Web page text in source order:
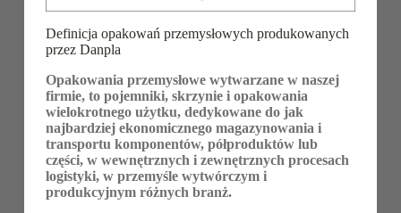
Definicja opakowań przemysłowych produkowanych
przez Danpla
Opakowania przemysłowe wytwarzane w naszej
firmie, to pojemniki, skrzynie i opakowania
wielokrotnego użytku, dedykowane do jak
najbardziej ekonomicznego magazynowania i
transportu komponentów, półproduktów lub
części, w wewnętrznych i zewnętrznych procesach
logistyki, w przemyśle wytwórczym i
produkcyjnym różnych branż.